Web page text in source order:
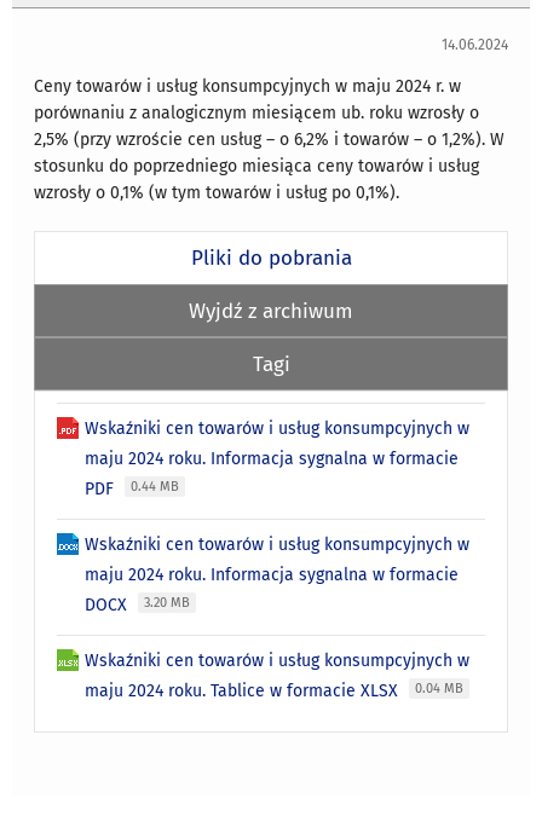
14.06.2024
Ceny towarów i usług konsumpcyjnych w maju 2024 r. w
porównaniu z analogicznym miesiącem ub. roku wzrosły o
2,5% (przy wzroście cen usług – o 6,2% i towarów – o 1,2%). W
stosunku do poprzedniego miesiąca ceny towarów i usług
wzrosły o 0,1% (w tym towarów i usług po 0,1%).
Pliki do pobrania
Wyjdź z archiwum
Tagi
Wskaźniki cen towarów i usług konsumpcyjnych w
maju 2024 roku. Informacja sygnalna w formacie
PDF
0.44 MB
Wskaźniki cen towarów i usług konsumpcyjnych w
maju 2024 roku. Informacja sygnalna w formacie
DOCX
3.20 MB
Wskaźniki cen towarów i usług konsumpcyjnych w
maju 2024 roku. Tablice w formacie XLSX
0.04 MB